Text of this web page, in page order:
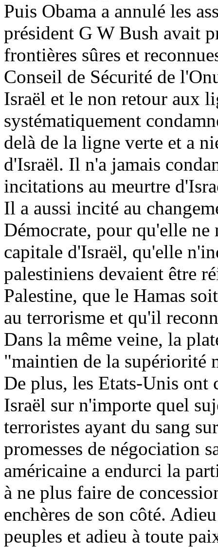
Puis Obama a annulé les
président G W Bush avait
frontières sûres et
Conseil de Sécurité de
Israël et le non retour aux
systématiquement
delà de la ligne verte et a
d'Israël. Il n'a jamais
incitations au meurtre
Il a aussi incité au
Démocrate, pour qu'elle ne
capitale d'Israël, qu'elle
palestiniens devaient être
Palestine, que le Hamas
au terrorisme et qu'il
Dans la même veine, la
"maintien de la supériorité
De plus, les Etats-Unis ont
Israël sur n'importe quel
terroristes ayant du sang
promesses de négociation
américaine a endurci la
à ne plus faire de
enchères de son côté.
peuples et adieu à toute